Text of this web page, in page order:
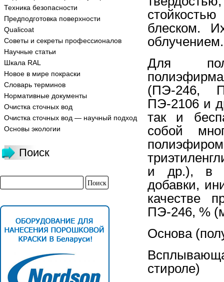
Техника безопасности
Предподготовка поверхности
Qualicoat
Советы и секреты профессионалов
Научные статьи
Шкала RAL
Новое в мире покраски
Словарь терминов
Нормативные документы
Очистка сточных вод
Очистка сточных вод — научный подход
Основы экологии
Поиск
блеском.
облучением.
Для
(ПЭ-246,
ПЭ-2106 и
так и
собой
и др.), в
добавки,
качестве
ПЭ-246, %
Основа